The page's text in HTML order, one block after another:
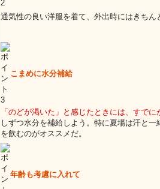
通気性の良い洋服を着て、外出時にはきちん
こまめに水分補給
「のどが渇いた」と感じたときには、すでに
しずつ水分を補給しよう。特に夏場は汗と
を飲むのがオススメだ。
年齢も考慮に入れて